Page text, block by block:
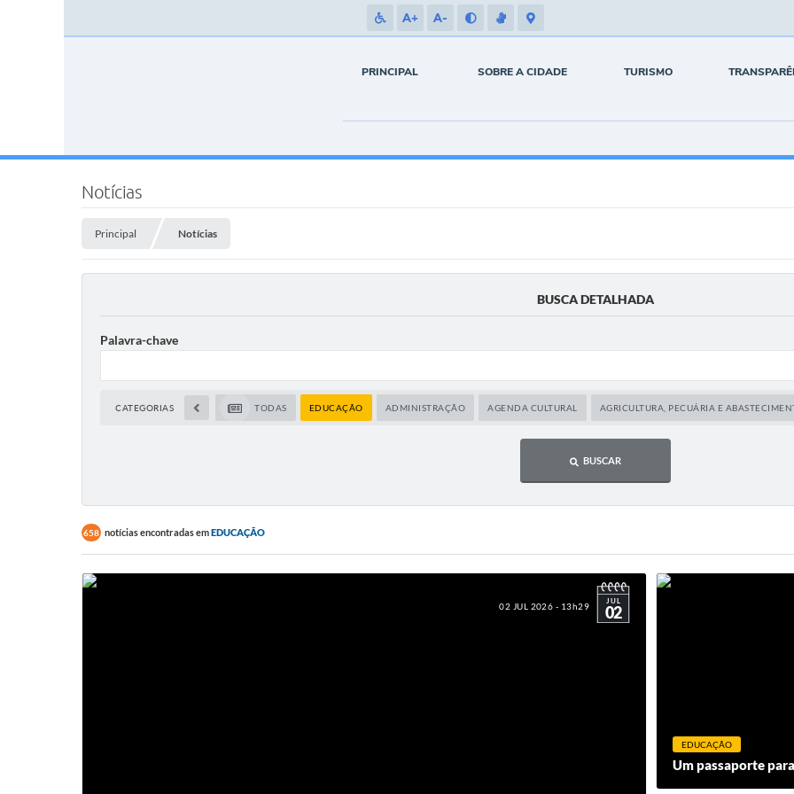
A+ A-
PRINCIPAL SOBRE A CIDADE TURISMO
Notícias
Principal Notícias
BUSCA DETALHADA
Palavra-chave
CATEGORIAS TODAS EDUCAÇÃO ADMINISTRAÇÃO AGENDA CULTURAL AGRICULTURA, PECUÁRIA E
BUSCAR
658 notícias encontradas emEDUCAÇÃO
02 JUL 2026 - 13h29 JUL
02
EDUCAÇÃO
Um passaporte